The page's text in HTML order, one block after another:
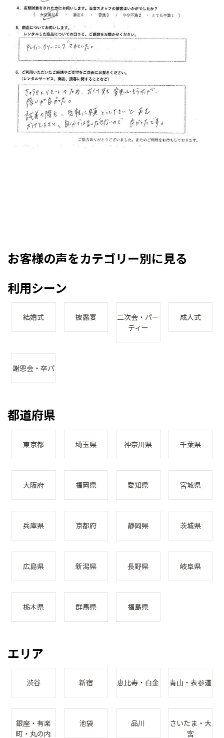
お客様の声をカテゴリー別に見る
利用シーン
結婚式 披露宴
二次会・パー
ティー
成人式
謝恩会・卒パ
都道府県
東京都 埼玉県 神奈川県 千葉県
大阪府 福岡県 愛知県 宮城県
兵庫県 京都府 静岡県 茨城県
広島県 新潟県 長野県 岐阜県
栃木県 群馬県 福島県
エリア
渋谷 新宿 恵比寿・白金 青山・表参道
銀座・有楽
町・丸の内
池袋 品川
さいたま・大
宮